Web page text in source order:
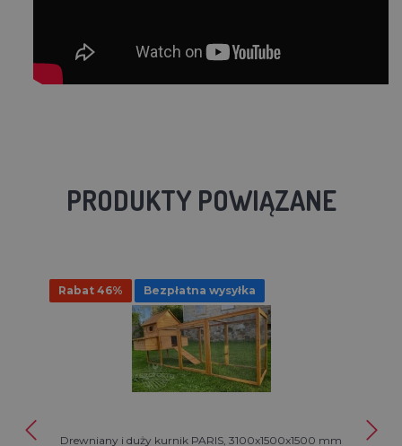
PRODUKTY POWIĄZANE
Rabat 46% Bezpłatna wysyłka
Drewniany i duży kurnik PARIS, 3100x1500x1500 mm